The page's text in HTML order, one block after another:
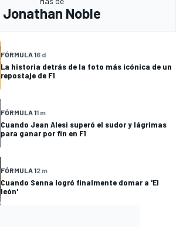
Jonathan Noble
FÓRMULA 16 d
La historia detrás de la foto más icónica de un
repostaje de F1
FÓRMULA 11 m
Cuando Jean Alesi superó el sudor y lágrimas
para ganar por fin en F1
FÓRMULA 12 m
Cuando Senna logró finalmente domar a 'El
león'